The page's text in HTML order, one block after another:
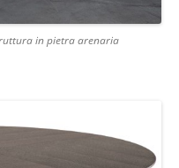
in pietra arenaria